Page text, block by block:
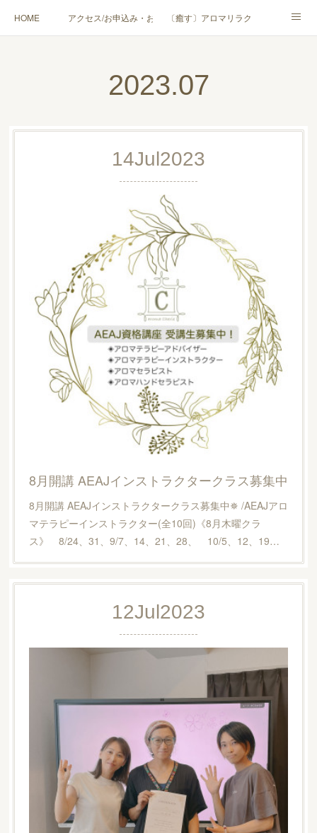
HOME アクセス/お申込み・お問合せ〔癒す〕アロマリラクゼーション
〔愉しむ〕アロマクラフトワークショップ〔使う〕実用アロマテラピー(全4回)
ハンモックタイ古式協会® 厚木校出張講座(個人／企業・団体)
2023.07
14Jul2023
8月開講 AEAJインストラクタークラス募集中
8月開講 AEAJインストラクタークラス募集中✵ /AEAJアロ
マテラピーインストラクター(全10回)《8月木曜クラ
ス》 8/24、31、9/7、14、21、28、 10/5、12、19…
12Jul2023